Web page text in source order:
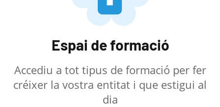
Espai de formació
Accediu a tot tipus de formació per fer
créixer la vostra entitat i que estigui al
dia